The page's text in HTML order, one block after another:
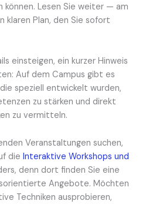
können. Lesen Sie weiter — am
klaren Plan, den Sie sofort
einsteigen, ein kurzer Hinweis
Auf dem Campus gibt es
speziell entwickelt wurden,
zu stärken und direkt
zu vermitteln.
Veranstaltungen suchen,
die Interaktive Workshops und
denn dort finden Sie eine
Angebote. Möchten
Techniken ausprobieren,